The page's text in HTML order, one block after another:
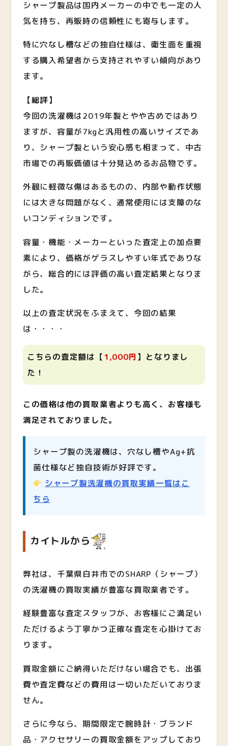
シャープ製品は国内メーカーの中でも一定の人
気を持ち、再販時の信頼性にも寄与します。
特に穴なし槽などの独自仕様は、衛生面を重視
する購入希望者から支持されやすい傾向があり
ます。
【総評】
今回の洗濯機は2019年製とやや古めではあり
ますが、容量が7kgと汎用性の高いサイズであ
り、シャープ製という安心感も相まって、中古
市場での再販価値は十分見込めるお品物です。
外観に軽微な傷はあるものの、内部や動作状態
には大きな問題がなく、通常使用には支障のな
いコンディションです。
容量・機能・メーカーといった査定上の加点要
素により、価格がゲラスしやすい年式でありな
がら、総合的には評価の高い査定結果となりま
した。
以上の査定状況をふまえて、今回の結果
は・・・・
こちらの査定額は【 1,000円 】となりまし
た！
この価格は他の買取業者よりも高く、お客様も
満足されておりました。
シャープ製の洗濯機は、穴なし槽やAg+抗
菌仕様など独自技術が好評です。
シャープ製洗濯機の買取実績一覧はこ
ちら
カイトルから
弊社は、千葉県白井市でのSHARP（シャープ）
の洗濯機の買取実績が豊富な買取業者です。
経験豊富な査定スタッフが、お客様にご満足い
ただけるよう丁寧かつ正確な査定を心掛けてお
ります。
買取金額にご納得いただけない場合でも、出張
費や査定費などの費用は一切いただいておりま
せん。
さらに今なら、期間限定で腕時計・ブランド
品・アクセサリーの買取金額をアップしており